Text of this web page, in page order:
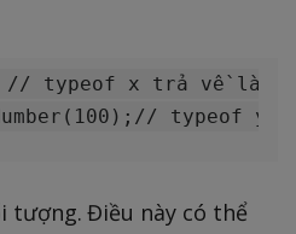
typeof x trả về là
tượng. Điều này có thể